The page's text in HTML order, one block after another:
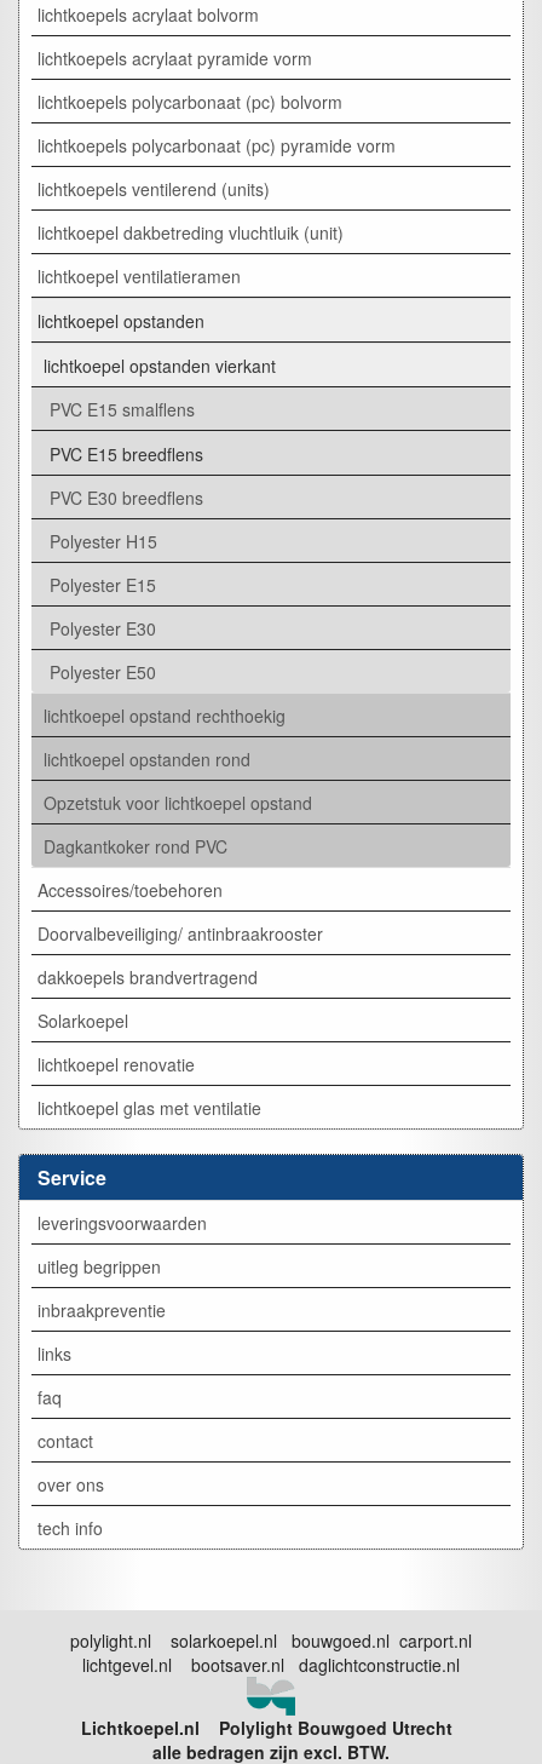
lichtkoepels acrylaat bolvorm
lichtkoepels acrylaat pyramide vorm
lichtkoepels polycarbonaat (pc) bolvorm
lichtkoepels polycarbonaat (pc) pyramide vorm
lichtkoepels ventilerend (units)
lichtkoepel dakbetreding vluchtluik (unit)
lichtkoepel ventilatieramen
lichtkoepel opstanden
lichtkoepel opstanden vierkant
PVC E15 smalflens
PVC E15 breedflens
PVC E30 breedflens
Polyester H15
Polyester E15
Polyester E30
Polyester E50
lichtkoepel opstand rechthoekig
lichtkoepel opstanden rond
Opzetstuk voor lichtkoepel opstand
Dagkantkoker rond PVC
Accessoires/toebehoren
Doorvalbeveiliging/ antinbraakrooster
dakkoepels brandvertragend
Solarkoepel
lichtkoepel renovatie
lichtkoepel glas met ventilatie
Service
leveringsvoorwaarden
uitleg begrippen
inbraakpreventie
links
faq
contact
over ons
tech info
polylight.nl solarkoepel.nl bouwgoed.nl carport.nl
lichtgevel.nl bootsaver.nl daglichtconstructie.nl
Lichtkoepel.nl Polylight Bouwgoed Utrecht
alle bedragen zijn excl. BTW.